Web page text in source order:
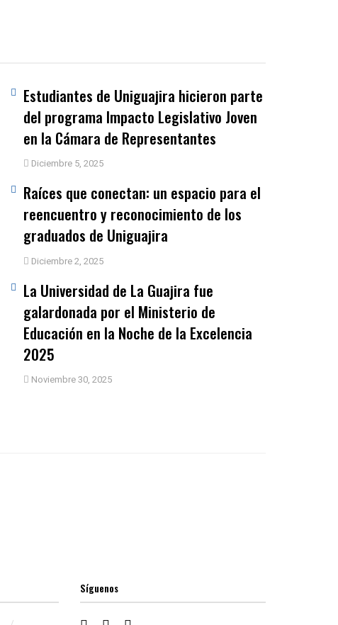
Estudiantes de Uniguajira hicieron parte
del programa Impacto Legislativo Joven
en la Cámara de Representantes
Diciembre 5, 2025
Raíces que conectan: un espacio para el
reencuentro y reconocimiento de los
graduados de Uniguajira
Diciembre 2, 2025
La Universidad de La Guajira fue
galardonada por el Ministerio de
Educación en la Noche de la Excelencia
2025
Noviembre 30, 2025
Síguenos